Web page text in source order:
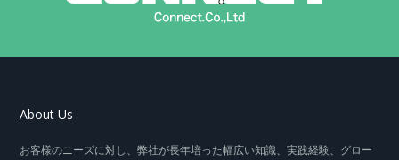
About Us
お客様のニーズに対し、弊社が長年培った幅広い知識、実践経験、グロー